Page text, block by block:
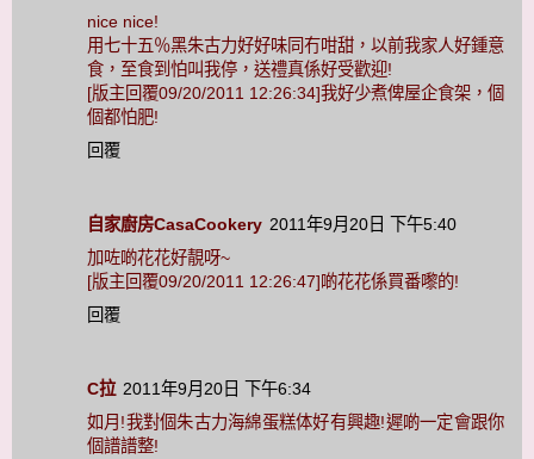
nice nice!
用七十五％黑朱古力好好味同冇咁甜，以前我家人好鍾意
食，至食到怕叫我停，送禮真係好受歡迎!
[版主回覆09/20/2011 12:26:34]我好少煮俾屋企食架，個
個都怕肥!
回覆
自家廚房CasaCookery 2011年9月20日 下午5:40
加咗啲花花好靚呀~
[版主回覆09/20/2011 12:26:47]啲花花係買番嚟的!
回覆
C拉 2011年9月20日 下午6:34
如月!我對個朱古力海綿蛋糕体好有興趣!遲啲一定會跟你
個譜譜整!